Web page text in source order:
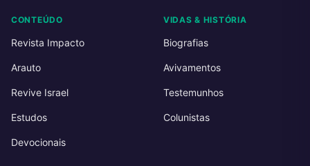
CONTEÚDO
Revista Impacto
Arauto
Revive Israel
Estudos
Devocionais
VIDAS & HISTÓRIA
Biografias
Avivamentos
Testemunhos
Colunistas